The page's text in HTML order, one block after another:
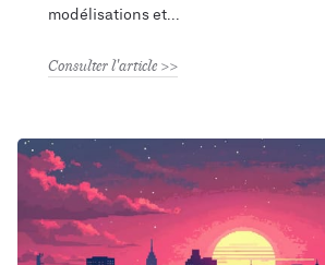
modélisations et
Consulter l'article